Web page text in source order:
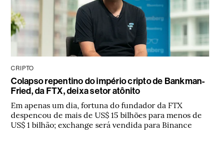
CRIPTO
Colapso repentino do império cripto de Bankman-
Fried, da FTX, deixa setor atônito
Em apenas um dia, fortuna do fundador da FTX
despencou de mais de US$ 15 bilhões para menos de
US$ 1 bilhão; exchange será vendida para Binance